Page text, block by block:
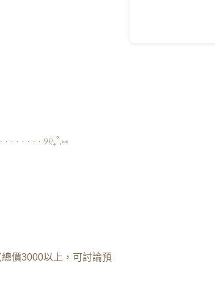
· · · · · · · ୨୧₊˚.⑅
價3000以上，可討論預